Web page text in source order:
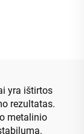
yra ištirtos
rezultatas.
metalinio